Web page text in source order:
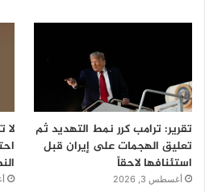
تقرير: ترامب كرر نمط التهديد ثم
تعليق الهجمات على إيران قبل
استئنافها لاحقاً
أغسطس 3, 2026
لا